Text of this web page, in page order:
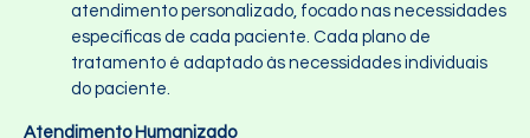
atendimento personalizado, focado nas necessidades
específicas de cada paciente. Cada plano de
tratamento é adaptado às necessidades individuais
do paciente.
Atendimento Humanizado